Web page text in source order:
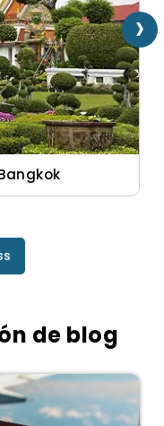
›
de blog